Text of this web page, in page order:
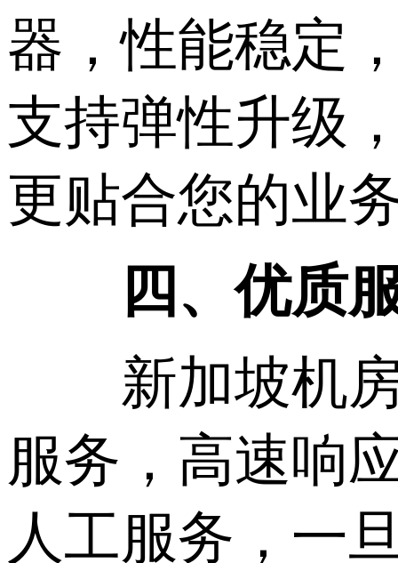
器，性能稳定
支持弹性升级
更贴合您的业
四、优质
新加坡机房
服务，高速响
人工服务，一